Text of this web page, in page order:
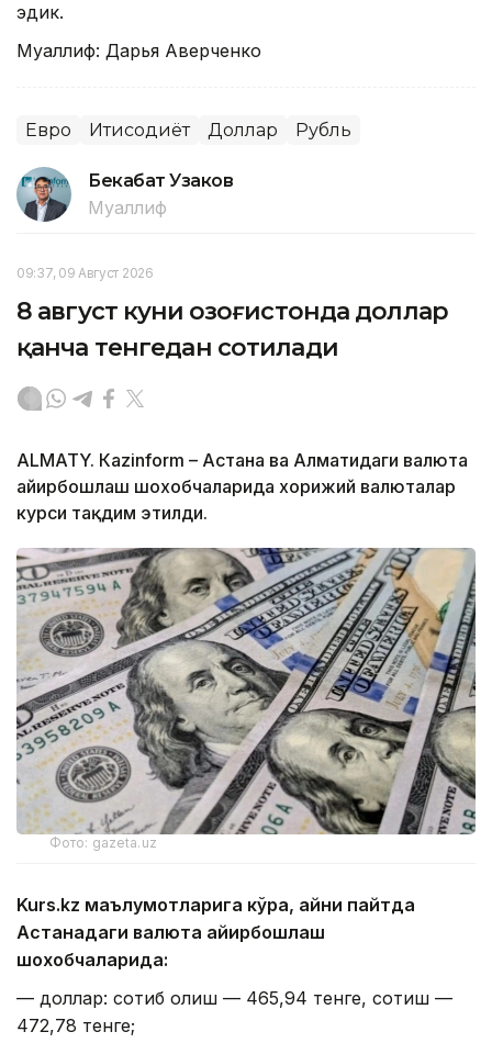
эдик.
Муаллиф: Дарья Аверченко
Евро Иқтисодиёт Доллар Рубль
Бекабат Узаков
Муаллиф
09:37, 09 Август 2026
8 август куни Қозоғистонда доллар
қанча тенгедан сотилади
ALMATY. Кazinform – Астана ва Алматидаги валюта
айирбошлаш шохобчаларида хорижий валюталар
курси тақдим этилди.
Фото: gazeta.uz
Kurs.kz маълумотларига кўра, айни пайтда
Астанадаги валюта айирбошлаш
шохобчаларида:
— доллар: сотиб олиш — 465,94 тенге, сотиш —
472,78 тенге;